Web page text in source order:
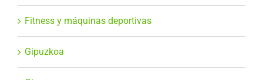
Fitness y máquinas deportivas
Gipuzkoa